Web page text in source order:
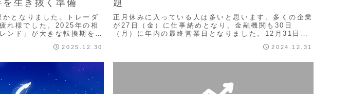
生き抜く準備
となりました。トレーダ
れ様でした。2025年の相
ンド」が大きな転換期を迎
2025.12.30
題
正月休みに入っている人は多いと思います。多くの企業
が27日（金）に仕事納めとなり、金融機関も30日
（月）に年内の最終営業日となりました。12月31日
2024.12.31